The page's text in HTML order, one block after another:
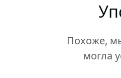
Похоже,
могла